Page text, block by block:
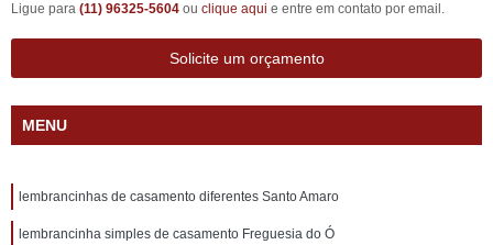
Ligue para (11) 96325-5604 ou clique aqui e entre em contato por email.
Solicite um orçamento
MENU
lembrancinhas de casamento diferentes Santo Amaro
lembrancinha simples de casamento Freguesia do Ó